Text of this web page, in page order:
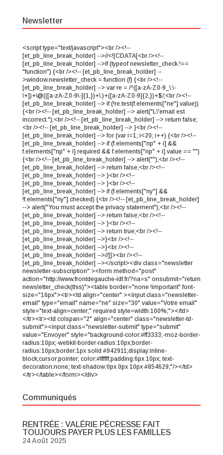
Newsletter
<script type="text/javascript"><br /><!--
[et_pb_line_break_holder] -->//<![CDATA[<br /><!--
[et_pb_line_break_holder] -->if (typeof newsletter_check !==
"function") {<br /><!-- [et_pb_line_break_holder] --
>window.newsletter_check = function (f) {<br /><!--
[et_pb_line_break_holder] --> var re = /^([a-zA-Z0-9_\.\-
\+])+\@(([a-zA-Z0-9\-]{1,})+\.)+([a-zA-Z0-9]{2,})+$/;<br /><!--
[et_pb_line_break_holder] --> if (!re.test(f.elements["ne"].value))
{<br /><!-- [et_pb_line_break_holder] --> alert("L\'email est
incorrect.");<br /><!-- [et_pb_line_break_holder] --> return false;
<br /><!-- [et_pb_line_break_holder] --> }<br /><!--
[et_pb_line_break_holder] --> for (var i=1; i<20; i++) {<br /><!--
[et_pb_line_break_holder] --> if (f.elements["np" + i] &&
f.elements["np" + i].required && f.elements["np" + i].value == "")
{<br /><!-- [et_pb_line_break_holder] --> alert("");<br /><!--
[et_pb_line_break_holder] --> return false;<br /><!--
[et_pb_line_break_holder] --> }<br /><!--
[et_pb_line_break_holder] --> }<br /><!--
[et_pb_line_break_holder] --> if (f.elements["ny"] &&
!f.elements["ny"].checked) {<br /><!-- [et_pb_line_break_holder]
--> alert("You must accept the privacy statement");<br /><!--
[et_pb_line_break_holder] --> return false;<br /><!--
[et_pb_line_break_holder] --> }<br /><!--
[et_pb_line_break_holder] --> return true;<br /><!--
[et_pb_line_break_holder] -->}<br /><!--
[et_pb_line_break_holder] -->}<br /><!--
[et_pb_line_break_holder] -->//]]><br /><!--
[et_pb_line_break_holder] --></script><div class="newsletter
newsletter-subscription" ><form method="post"
action="http://www.frontdegauche-idf.fr/?na=s" onsubmit="return
newsletter_check(this)"><table border="none !important" font-
size="16px"><tr><td align="center" ><input class="newsletter-
email" type="email" name="ne" size="30" value="Votre email"
style="text-align=center;" required style=width:100%;"></td>
</tr><tr><td colspan="2" align="center" class="newsletter-td-
submit"><input class="newsletter-submit" type="submit"
value="Envoyer" style="background-color:#ff3333;-moz-border-
radius:10px;-webkit-border-radius:10px;border-
radius:10px;border:1px solid #942911;display:inline-
block;cursor:pointer; color:#ffffff;padding:6px 10px; text-
decoration:none; text-shadow:0px 0px 10px #854629;"/></td>
</tr></table></form></div>
Communiqués
RENTRÉE : VALÉRIE PÉCRESSE FAIT
TOUJOURS PAYER PLUS LES FAMILLES
24 Août 2025